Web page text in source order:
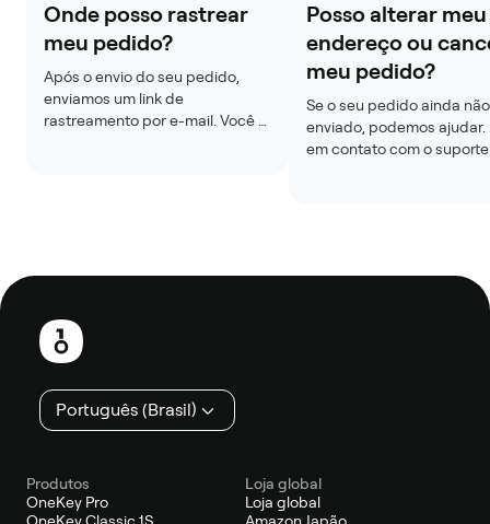
Onde posso rastrear
meu pedido?
Após o envio do seu pedido,
enviamos um link de
rastreamento por e-mail. Você
Posso alterar meu
endereço ou
meu pedido?
Se o seu pedido ainda
enviado, podemos ajudar.
em contato com o
Rodapé
Português (Brasil)
Produtos
OneKey Pro
Loja global
Loja global